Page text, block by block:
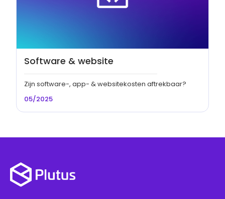
Software & website
Zijn software-, app- & websitekosten aftrekbaar?
05/2025